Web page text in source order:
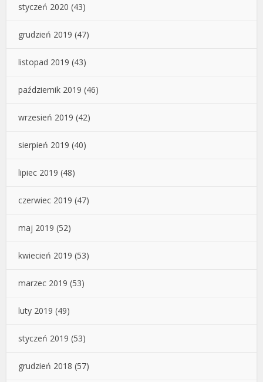
styczeń 2020 (43)
grudzień 2019 (47)
listopad 2019 (43)
październik 2019 (46)
wrzesień 2019 (42)
sierpień 2019 (40)
lipiec 2019 (48)
czerwiec 2019 (47)
maj 2019 (52)
kwiecień 2019 (53)
marzec 2019 (53)
luty 2019 (49)
styczeń 2019 (53)
grudzień 2018 (57)